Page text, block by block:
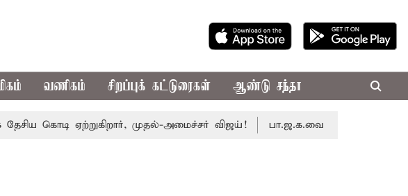
வணிகம் சிறப்புக் கட்டுரைகள் ஆண்டு சந்தா
கொடி ஏற்றுகிறார், முதல்-அமைச்சர் விஜய்! பா.ஜ.க.வை நெருங்குகிறதா